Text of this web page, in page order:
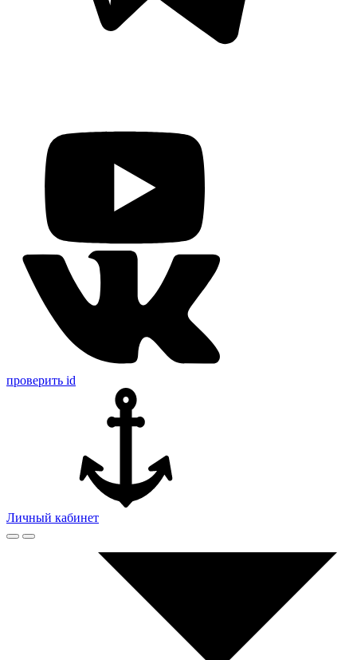
проверить id
Личный кабинет